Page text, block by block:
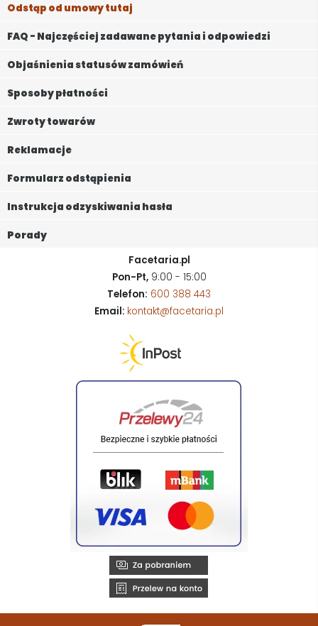
Odstąp od umowy tutaj
FAQ - Najczęściej zadawane pytania i odpowiedzi
Objaśnienia statusów zamówień
Sposoby płatności
Zwroty towarów
Reklamacje
Formularz odstąpienia
Instrukcja odzyskiwania hasła
Porady
Facetaria.pl
Pon-Pt,9:00 - 15:00
Telefon: 600 388 443
Email: kontakt@facetaria.pl